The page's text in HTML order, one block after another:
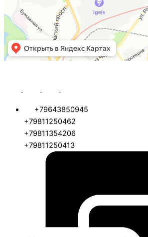
+79643850945
+79811250462
+79811354206
+79811250413